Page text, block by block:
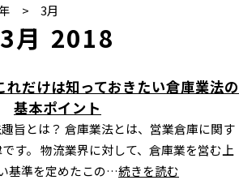
3月
3月 2018
れだけは知っておきたい倉庫業法の
基本ポイント
旨とは？ 倉庫業法とは、営業倉庫に関す
す。 物流業界に対して、倉庫業を営む上
基準を定めたこの…続きを読む